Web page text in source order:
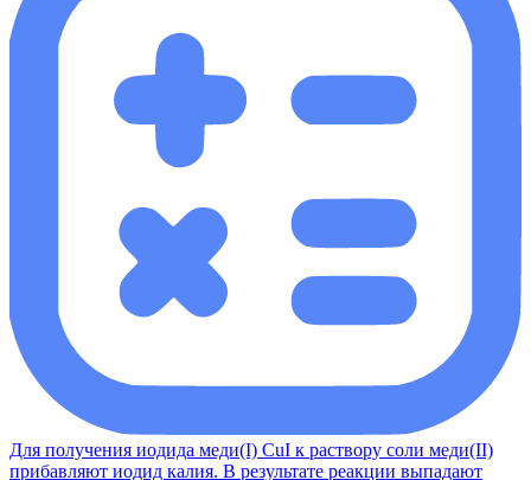
Для получения иодида меди(I) CuI к раствору соли меди(II)
прибавляют иодид калия. В результате реакции выпадают